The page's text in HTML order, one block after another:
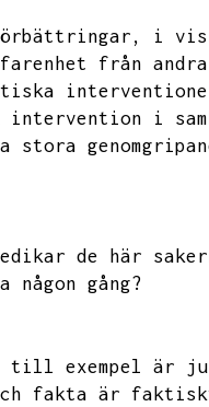
i
från andra
intervention i
stora
de här
gång?
till exempel är ju
fakta är faktiskt